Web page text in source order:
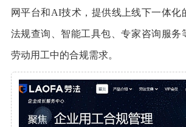
网平台和AI技术，提供线上线下一体化
法规查询、智能工具包、专家咨询服务
劳动用工中的合规需求。